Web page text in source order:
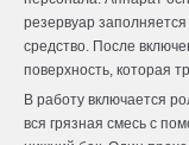
резервуар
средство. После
поверхность, которая
В работу включается
вся грязная смесь с